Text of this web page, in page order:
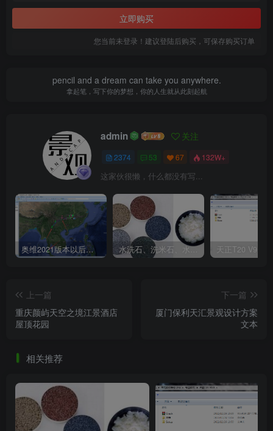
立即购买
您当前未登录！建议登陆后购买，可保存购买订单
pencil and a dream can take you anywhere.
拿起笔，写下你的梦想，你的人生就从此刻起航
admin 关注
2374 53 67 132W+
这家伙很懒，什么都没有写...
奥维2021版本以后不能用谷歌地图？最新解决办法苹果安卓电脑 水洗石、洗米石、水刷石、水磨石、胶粘石傻傻分不清楚
上一篇
重庆颜屿天空之境江景酒店
屋顶花园
下一篇
厦门保利天汇景观设计方案
文本
相关推荐